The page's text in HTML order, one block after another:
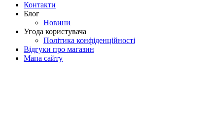
Контакти
Блог
Новини
Угода користувача
Політика конфіденційності
Відгуки про магазин
Мапа сайту